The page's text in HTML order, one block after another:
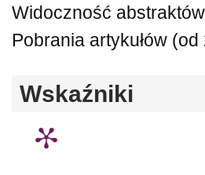
Widoczność
Pobrania artykułów
Wskaźniki